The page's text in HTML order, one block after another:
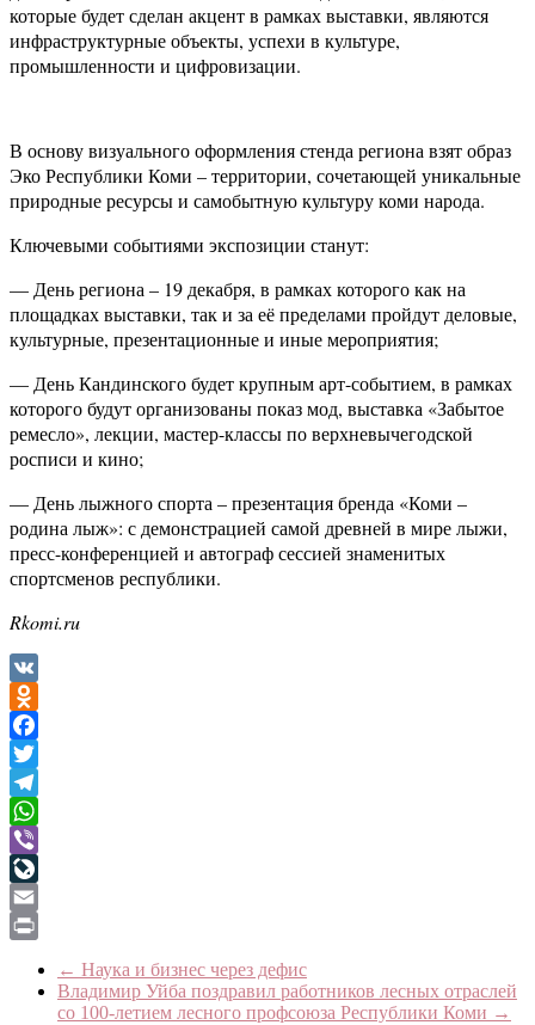
которые будет сделан акцент в рамках выставки, являются
инфраструктурные объекты, успехи в культуре,
промышленности и цифровизации.
В основу визуального оформления стенда региона взят образ
Эко Республики Коми – территории, сочетающей уникальные
природные ресурсы и самобытную культуру коми народа.
Ключевыми событиями экспозиции станут:
— День региона – 19 декабря, в рамках которого как на
площадках выставки, так и за её пределами пройдут деловые,
культурные, презентационные и иные мероприятия;
— День Кандинского будет крупным арт-событием, в рамках
которого будут организованы показ мод, выставка «Забытое
ремесло», лекции, мастер-классы по верхневычегодской
росписи и кино;
— День лыжного спорта – презентация бренда «Коми –
родина лыж»: с демонстрацией самой древней в мире лыжи,
пресс-конференцией и автограф сессией знаменитых
спортсменов республики.
Rkomi.ru
VK
Odnoklassniki
Facebook
Twitter
Telegram
WhatsApp
Viber
LiveJournal
Email
← Наука и бизнес через дефис
Владимир Уйба поздравил работников лесных отраслей
со 100-летием лесного профсоюза Республики Коми →